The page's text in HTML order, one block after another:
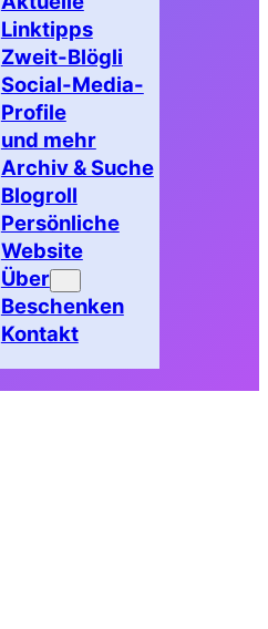
Linktipps
Zweit-Blögli
Social-Media-
Profile
und mehr
Archiv & Suche
Blogroll
Persönliche
Website
Über
Beschenken
Kontakt